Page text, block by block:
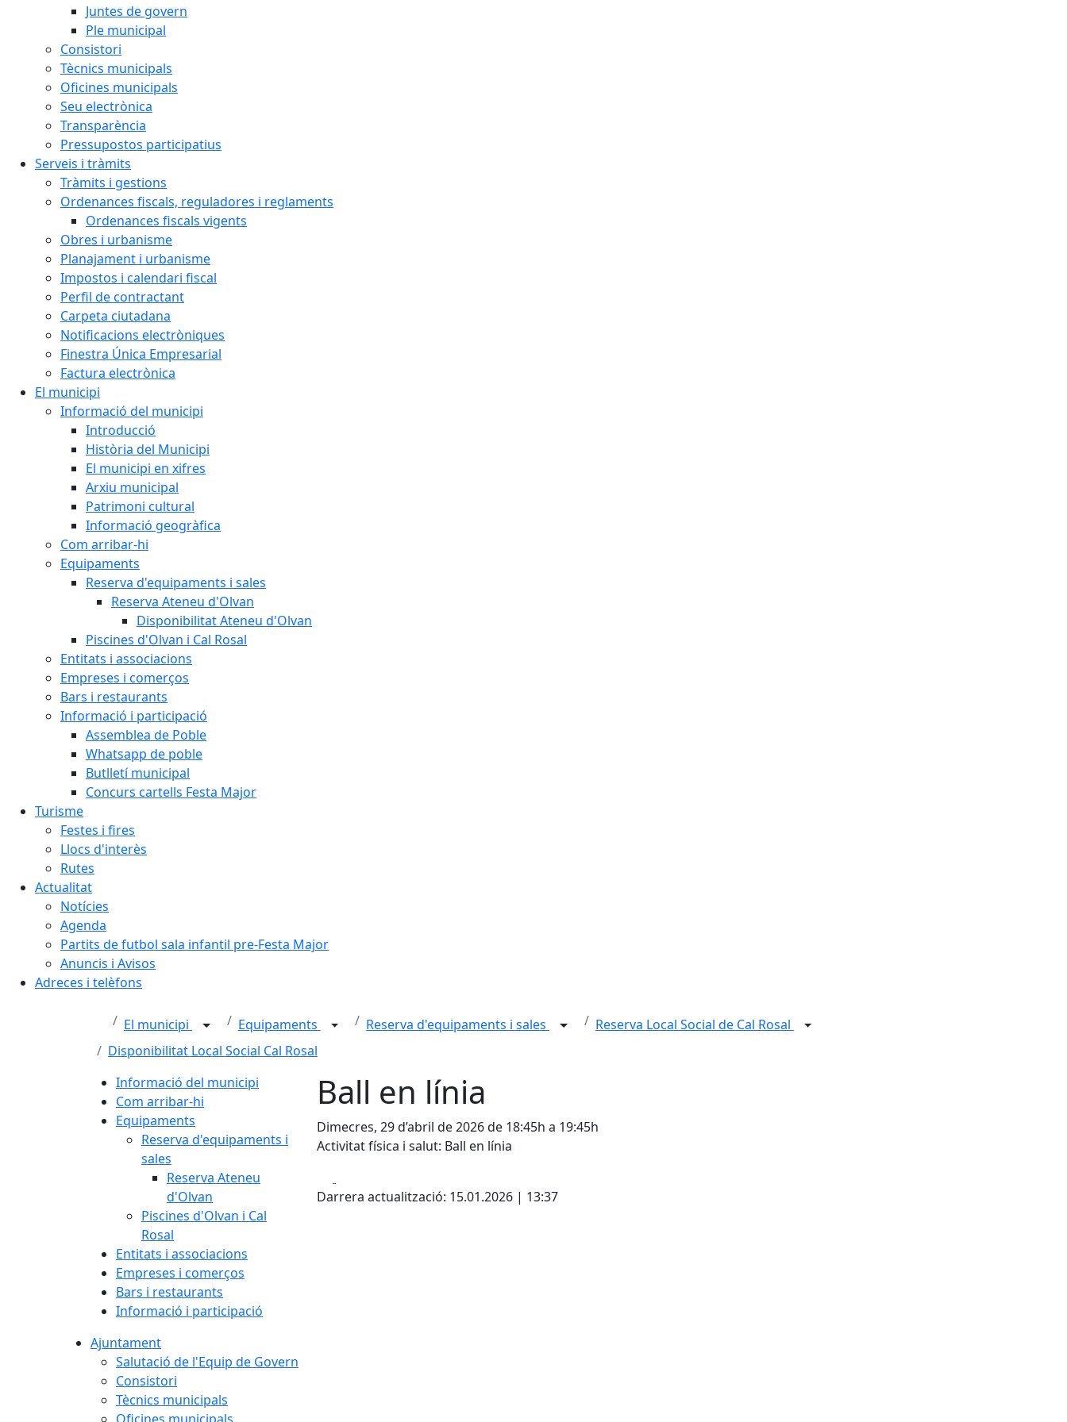
Juntes de govern
Ple municipal
Consistori
Tècnics municipals
Oficines municipals
Seu electrònica
Transparència
Pressupostos participatius
Serveis i tràmits
Tràmits i gestions
Ordenances fiscals, reguladores i reglaments
Ordenances fiscals vigents
Obres i urbanisme
Planajament i urbanisme
Impostos i calendari fiscal
Perfil de contractant
Carpeta ciutadana
Notificacions electròniques
Finestra Única Empresarial
Factura electrònica
El municipi
Informació del municipi
Introducció
Història del Municipi
El municipi en xifres
Arxiu municipal
Patrimoni cultural
Informació geogràfica
Com arribar-hi
Equipaments
Reserva d'equipaments i sales
Reserva Ateneu d'Olvan
Disponibilitat Ateneu d'Olvan
Piscines d'Olvan i Cal Rosal
Entitats i associacions
Empreses i comerços
Bars i restaurants
Informació i participació
Assemblea de Poble
Whatsapp de poble
Butlletí municipal
Concurs cartells Festa Major
Turisme
Festes i fires
Llocs d'interès
Rutes
Actualitat
Notícies
Agenda
Partits de futbol sala infantil pre-Festa Major
Anuncis i Avisos
Adreces i telèfons
El municipi Equipaments Reserva d'equipaments i sales
Reserva Local Social de Cal Rosal
Disponibilitat Local Social Cal Rosal
Informació del municipi
Com arribar-hi
Equipaments
Reserva d'equipaments i
sales
Reserva Ateneu
d'Olvan
Piscines d'Olvan i Cal
Rosal
Entitats i associacions
Empreses i comerços
Bars i restaurants
Informació i participació
Ball en línia
Dimecres, 29 d’abril de 2026 de 18:45h a 19:45h
Activitat física i salut: Ball en línia
Darrera actualització: 15.01.2026 | 13:37
Ajuntament
Salutació de l'Equip de Govern
Consistori
Tècnics municipals